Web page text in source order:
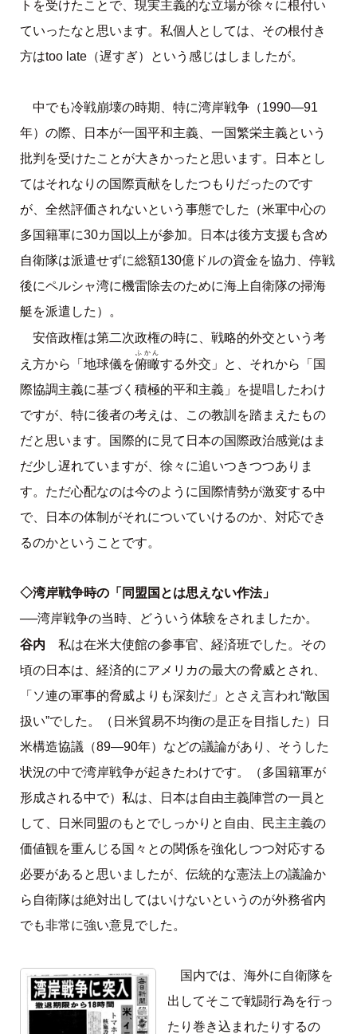
トを受けたことで、現実主義的な立場が徐々に根付い
ていったなと思います。私個人としては、その根付き
方はtoo late（遅すぎ）という感じはしましたが。
中でも冷戦崩壊の時期、特に湾岸戦争（1990―91
年）の際、日本が一国平和主義、一国繁栄主義という
批判を受けたことが大きかったと思います。日本とし
てはそれなりの国際貢献をしたつもりだったのです
が、全然評価されないという事態でした（米軍中心の
多国籍軍に30カ国以上が参加。日本は後方支援も含め
自衛隊は派遣せずに総額130億ドルの資金を協力、停戦
後にペルシャ湾に機雷除去のために海上自衛隊の掃海
艇を派遣した）。
安倍政権は第二次政権の時に、戦略的外交という考
え方から「地球儀を俯瞰
ふかん
する外交」と、それから「国
際協調主義に基づく積極的平和主義」を提唱したわけ
ですが、特に後者の考えは、この教訓を踏まえたもの
だと思います。国際的に見て日本の国際政治感覚はま
だ少し遅れていますが、徐々に追いつきつつありま
す。ただ心配なのは今のように国際情勢が激変する中
で、日本の体制がそれについていけるのか、対応でき
るのかということです。
◇湾岸戦争時の「同盟国とは思えない作法」
──湾岸戦争の当時、どういう体験をされましたか。
谷内 私は在米大使館の参事官、経済班でした。その
頃の日本は、経済的にアメリカの最大の脅威とされ、
「ソ連の軍事的脅威よりも深刻だ」とさえ言われ“敵国
扱い”でした。（日米貿易不均衡の是正を目指した）日
米構造協議（89―90年）などの議論があり、そうした
状況の中で湾岸戦争が起きたわけです。（多国籍軍が
形成される中で）私は、日本は自由主義陣営の一員と
して、日米同盟のもとでしっかりと自由、民主主義の
価値観を重んじる国々との関係を強化しつつ対応する
必要があると思いましたが、伝統的な憲法上の議論か
ら自衛隊は絶対出してはいけないというのが外務省内
でも非常に強い意見でした。
国内では、海外に自衛隊を
出してそこで戦闘行為を行っ
たり巻き込まれたりするの